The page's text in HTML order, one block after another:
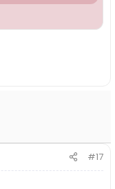
#17